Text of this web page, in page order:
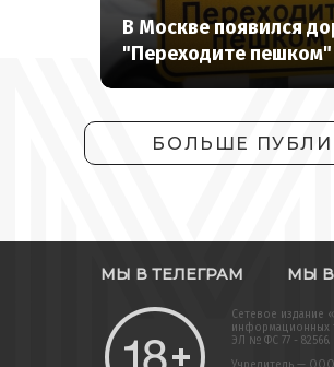
В Москве появился
"Переходите пешком"
БОЛЬШЕ
МЫ В ТЕЛЕГРАМ МЫ
Сетевое издание
информационных
ЭЛ № ФС 77 -